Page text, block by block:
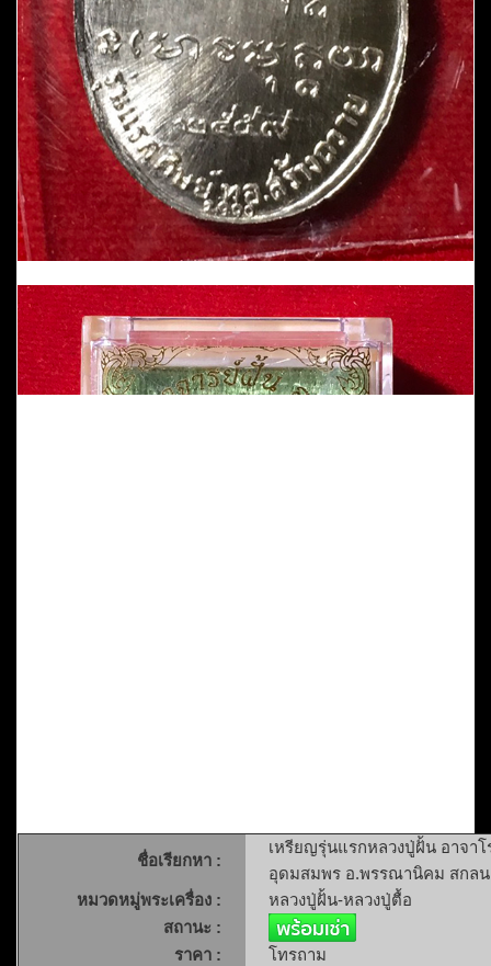
ชื่อเรียกหา :
เหรียญรุ่นแรกหลวงปู่ฝั้น อาจา
อุดมสมพร อ.พรรณานิคม สกล
หมวดหมู่พระเครื่อง :
หลวงปู่ฝั้น-หลวงปู่ตื้อ
สถานะ :
ราคา :
โทรถาม